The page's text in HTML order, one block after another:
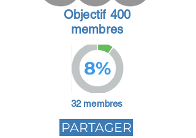
Objectif 400
membres
8%
32 membres
PARTAGER